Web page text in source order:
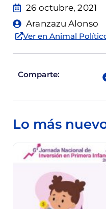
26 octubre, 2021
Aranzazu Alonso
Ver en Animal
Comparte:
Lo más